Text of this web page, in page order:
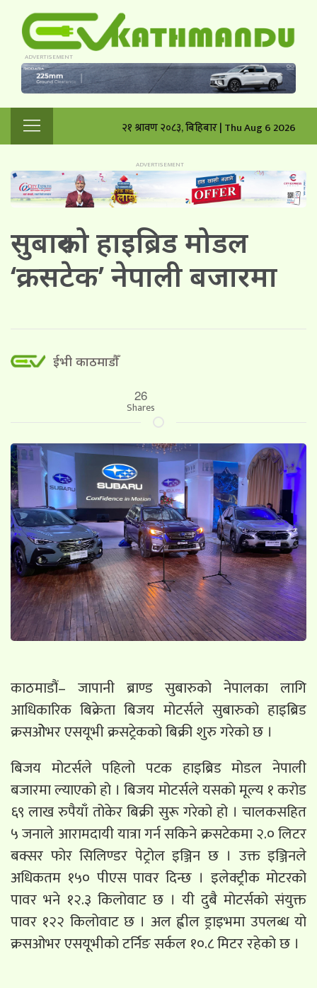
२१ श्रावण २०८३, बिहिबार | Thu Aug 6 2026
सुबारुको हाइब्रिड मोडल
‘क्रसटेक’ नेपाली बजारमा
ईभी काठमाडौँ
26
Shares
काठमाडौं– जापानी ब्राण्ड सुबारुको नेपालका लागि
आधिकारिक बिक्रेता बिजय मोटर्सले सुबारुको हाइब्रिड
क्रसओेभर एसयूभी क्रसट्रेकको बिक्री शुरु गरेको छ ।
बिजय मोटर्सले पहिलो पटक हाइब्रिड मोडल नेपाली
बजारमा ल्याएको हो । बिजय मोटर्सले यसको मूल्य १ करोड
६९ लाख रुपैयाँ तोकेर बिक्री सुरू गरेको हो । चालकसहित
५ जनाले आरामदायी यात्रा गर्न सकिने क्रसटेकमा २.० लिटर
बक्सर फोर सिलिण्डर पेट्रोल इञ्जिन छ । उक्त इञ्जिनले
अधिकतम १५० पीएस पावर दिन्छ । इलेक्ट्रीक मोटरको
पावर भने १२.३ किलोवाट छ । यी दुबै मोटर्सको संयुक्त
पावर १२२ किलोवाट छ । अल ह्वील ड्राइभमा उपलब्ध यो
क्रसओभर एसयूभीको टर्निङ सर्कल १०.८ मिटर रहेको छ ।